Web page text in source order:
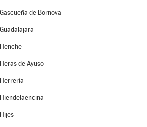
Gascueña de Bornova
Guadalajara
Henche
Heras de Ayuso
Herrería
Hiendelaencina
Hijes